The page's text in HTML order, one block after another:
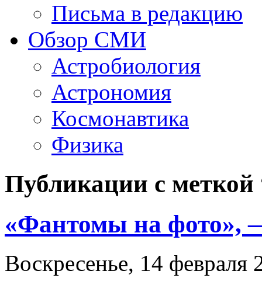
Письма в редакцию
Обзор СМИ
Астробиология
Астрономия
Космонавтика
Физика
Публикации с
«Фантомы на фото»,
Воскресенье, 14 февраля